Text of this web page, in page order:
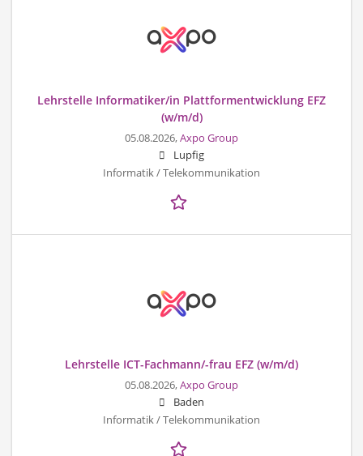
Lehrstelle Informatiker/in Plattformentwicklung EFZ
(w/m/d)
05.08.2026,Axpo Group
Lupfig
Informatik / Telekommunikation
Lehrstelle ICT-Fachmann/-frau EFZ (w/m/d)
05.08.2026,Axpo Group
Baden
Informatik / Telekommunikation